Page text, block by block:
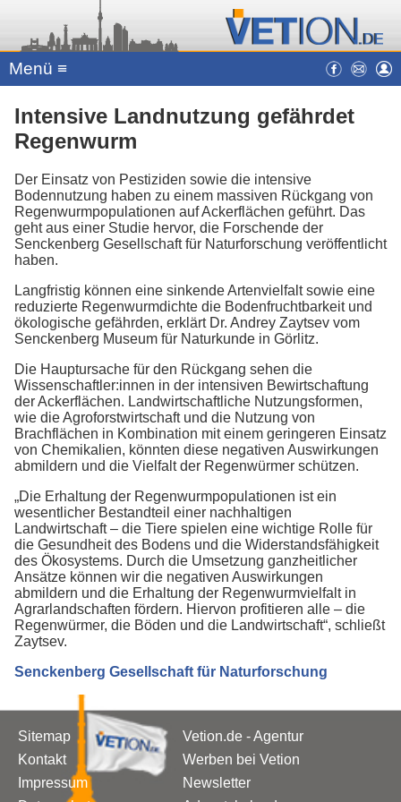
Menü ≡
Intensive Landnutzung gefährdet
Regenwurm
Der Einsatz von Pestiziden sowie die intensive
Bodennutzung haben zu einem massiven Rückgang von
Regenwurmpopulationen auf Ackerflächen geführt. Das
geht aus einer Studie hervor, die Forschende der
Senckenberg Gesellschaft für Naturforschung veröffentlicht
haben.
Langfristig können eine sinkende Artenvielfalt sowie eine
reduzierte Regenwurmdichte die Bodenfruchtbarkeit und
ökologische gefährden, erklärt Dr. Andrey Zaytsev vom
Senckenberg Museum für Naturkunde in Görlitz.
Die Hauptursache für den Rückgang sehen die
Wissenschaftler:innen in der intensiven Bewirtschaftung
der Ackerflächen. Landwirtschaftliche Nutzungsformen,
wie die Agroforstwirtschaft und die Nutzung von
Brachflächen in Kombination mit einem geringeren Einsatz
von Chemikalien, könnten diese negativen Auswirkungen
abmildern und die Vielfalt der Regenwürmer schützen.
„Die Erhaltung der Regenwurmpopulationen ist ein
wesentlicher Bestandteil einer nachhaltigen
Landwirtschaft – die Tiere spielen eine wichtige Rolle für
die Gesundheit des Bodens und die Widerstandsfähigkeit
des Ökosystems. Durch die Umsetzung ganzheitlicher
Ansätze können wir die negativen Auswirkungen
abmildern und die Erhaltung der Regenwurmvielfalt in
Agrarlandschaften fördern. Hiervon profitieren alle – die
Regenwürmer, die Böden und die Landwirtschaft“, schließt
Zaytsev.
Senckenberg Gesellschaft für Naturforschung
Sitemap
Kontakt
Impressum
Vetion.de - Agentur
Werben bei Vetion
Newsletter